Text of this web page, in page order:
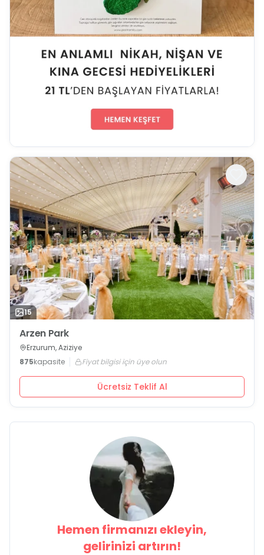
15
Arzen Park
Erzurum, Aziziye
875kapasite Fiyat bilgisi için üye olun
Ücretsiz Teklif Al
Hemen firmanızı ekleyin,
gelirinizi artırın!